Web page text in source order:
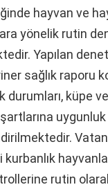
hayvan ve
yönelik rutin
Yapılan
sağlık raporu
durumları, küpe
kurbanlık
rutin